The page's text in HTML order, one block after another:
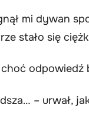
mi dywan
stało się
odpowiedź
– urwał,